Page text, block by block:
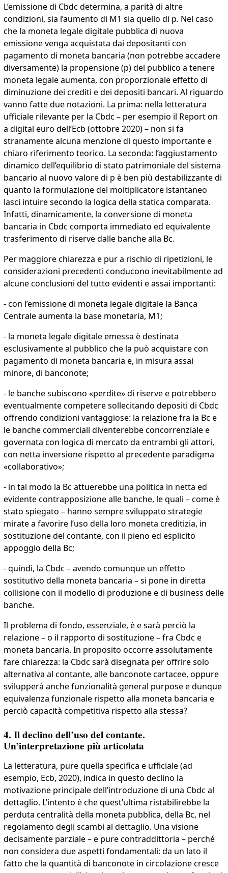
L’emissione di Cbdc determina, a parità di altre
condizioni, sia l’aumento di M1 sia quello di p. Nel caso
che la moneta legale digitale pubblica di nuova
emissione venga acquistata dai depositanti con
pagamento di moneta bancaria (non potrebbe accadere
diversamente) la propensione (p) del pubblico a tenere
moneta legale aumenta, con proporzionale effetto di
diminuzione dei crediti e dei depositi bancari. Al riguardo
vanno fatte due notazioni. La prima: nella letteratura
ufficiale rilevante per la Cbdc – per esempio il Report on
a digital euro dell’Ecb (ottobre 2020) – non si fa
stranamente alcuna menzione di questo importante e
chiaro riferimento teorico. La seconda: l’aggiustamento
dinamico dell’equilibrio di stato patrimoniale del sistema
bancario al nuovo valore di p è ben più destabilizzante di
quanto la formulazione del moltiplicatore istantaneo
lasci intuire secondo la logica della statica comparata.
Infatti, dinamicamente, la conversione di moneta
bancaria in Cbdc comporta immediato ed equivalente
trasferimento di riserve dalle banche alla Bc.
Per maggiore chiarezza e pur a rischio di ripetizioni, le
considerazioni precedenti conducono inevitabilmente ad
alcune conclusioni del tutto evidenti e assai importanti:
- con l’emissione di moneta legale digitale la Banca
Centrale aumenta la base monetaria, M1;
- la moneta legale digitale emessa è destinata
esclusivamente al pubblico che la può acquistare con
pagamento di moneta bancaria e, in misura assai
minore, di banconote;
- le banche subiscono «perdite» di riserve e potrebbero
eventualmente competere sollecitando depositi di Cbdc
offrendo condizioni vantaggiose: la relazione fra la Bc e
le banche commerciali diventerebbe concorrenziale e
governata con logica di mercato da entrambi gli attori,
con netta inversione rispetto al precedente paradigma
«collaborativo»;
- in tal modo la Bc attuerebbe una politica in netta ed
evidente contrapposizione alle banche, le quali – come è
stato spiegato – hanno sempre sviluppato strategie
mirate a favorire l’uso della loro moneta creditizia, in
sostituzione del contante, con il pieno ed esplicito
appoggio della Bc;
- quindi, la Cbdc – avendo comunque un effetto
sostitutivo della moneta bancaria – si pone in diretta
collisione con il modello di produzione e di business delle
banche.
Il problema di fondo, essenziale, è e sarà perciò la
relazione – o il rapporto di sostituzione – fra Cbdc e
moneta bancaria. In proposito occorre assolutamente
fare chiarezza: la Cbdc sarà disegnata per offrire solo
alternativa al contante, alle banconote cartacee, oppure
svilupperà anche funzionalità general purpose e dunque
equivalenza funzionale rispetto alla moneta bancaria e
perciò capacità competitiva rispetto alla stessa?
4. Il declino dell’uso del contante.
Un’interpretazione più articolata
La letteratura, pure quella specifica e ufficiale (ad
esempio, Ecb, 2020), indica in questo declino la
motivazione principale dell’introduzione di una Cbdc al
dettaglio. L’intento è che quest’ultima ristabilirebbe la
perduta centralità della moneta pubblica, della Bc, nel
regolamento degli scambi al dettaglio. Una visione
decisamente parziale – e pure contraddittoria – perché
non considera due aspetti fondamentali: da un lato il
fatto che la quantità di banconote in circolazione cresce